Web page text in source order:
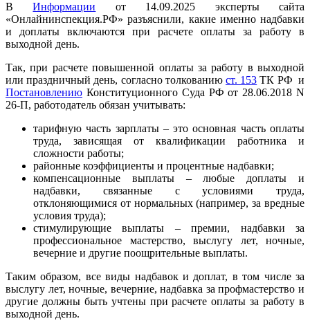
ВИнформации от 14.09.2025 эксперты сайта
«Онлайнинспекция.РФ» разъяснили, какие именно надбавки
и доплаты включаются при расчете оплаты за работу в
выходной день.
Так, при расчете повышенной оплаты за работу в выходной
или праздничный день, согласно толкованию ст. 153 ТК РФ и
Постановлению Конституционного Суда РФ от 28.06.2018 N
26-П, работодатель обязан учитывать:
тарифную часть зарплаты – это основная часть оплаты
труда, зависящая от квалификации работника и
сложности работы;
районные коэффициенты и процентные надбавки;
компенсационные выплаты – любые доплаты и
надбавки, связанные с условиями труда,
отклоняющимися от нормальных (например, за вредные
условия труда);
стимулирующие выплаты – премии, надбавки за
профессиональное мастерство, выслугу лет, ночные,
вечерние и другие поощрительные выплаты.
Таким образом, все виды надбавок и доплат, в том числе за
выслугу лет, ночные, вечерние, надбавка за профмастерство и
другие должны быть учтены при расчете оплаты за работу в
выходной день.